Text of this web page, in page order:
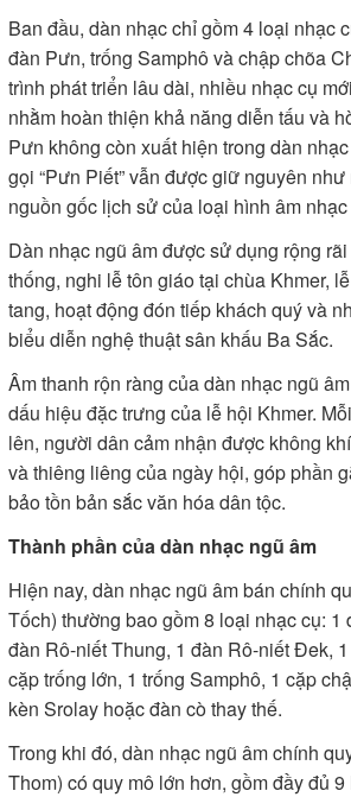
Ban đầu, dàn nhạc chỉ gồm 4 loại nhạc
đàn Pưn, trống Samphô và chập chõa
trình phát triển lâu dài, nhiều nhạc cụ
nhằm hoàn thiện khả năng diễn tấu và
Pưn không còn xuất hiện trong dàn
gọi “Pưn Piết” vẫn được giữ nguyên
nguồn gốc lịch sử của loại hình âm nhạc
Dàn nhạc ngũ âm được sử dụng rộng
thống, nghi lễ tôn giáo tại chùa Khmer,
tang, hoạt động đón tiếp khách quý và
biểu diễn nghệ thuật sân khấu Ba Sắc.
Âm thanh rộn ràng của dàn nhạc ngũ
dấu hiệu đặc trưng của lễ hội Khmer.
lên, người dân cảm nhận được không
và thiêng liêng của ngày hội, góp phần
bảo tồn bản sắc văn hóa dân tộc.
Thành phần của dàn nhạc ngũ âm
Hiện nay, dàn nhạc ngũ âm bán chính
Tốch) thường bao gồm 8 loại nhạc cụ: 1
đàn Rô-niết Thung, 1 đàn Rô-niết Đek,
cặp trống lớn, 1 trống Samphô, 1 cặp
kèn Srolay hoặc đàn cò thay thế.
Trong khi đó, dàn nhạc ngũ âm chính
Thom) có quy mô lớn hơn, gồm đầy đủ